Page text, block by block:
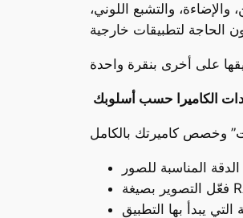
والتشبع اللوني،
الكاميرا حسب أسلوبك
المناسبة للصور
يبدأ بها التطبيق